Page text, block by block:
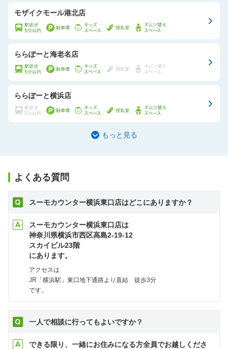
モザイクモール港北店
ららぽーと海老名店
ららぽーと横浜店
もっと見る
よくある質問
スーモカウンター横浜東口店はどこにありますか？
スーモカウンター横浜東口店は
神奈川県横浜市西区高島2-19-12
スカイビル23階
にあります。
アクセスは
JR「横浜駅」東口地下通路より直結 徒歩3分
です。
一人で相談に行ってもよいですか？
できる限り、一緒にお住みになる方全員でお越しくださ